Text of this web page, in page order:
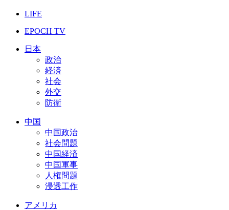
LIFE
EPOCH TV
日本
政治
経済
社会
外交
防衛
中国
中国政治
社会問題
中国経済
中国軍事
人権問題
浸透工作
アメリカ